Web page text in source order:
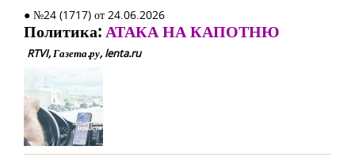
● №24 (1717) от 24.06.2026
Политика:АТАКА НА КАПОТНЮ
RTVI, Газета.ру, lenta.ru